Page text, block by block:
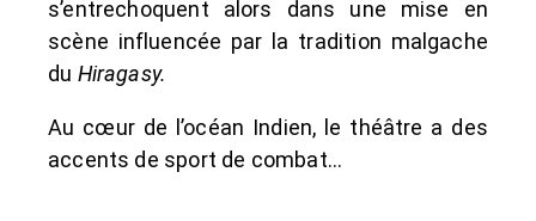
s’entrechoquent alors dans une mise en
scène influencée par la tradition malgache
du Hiragasy.
Au cœur de l’océan Indien, le théâtre a des
accents de sport de combat…